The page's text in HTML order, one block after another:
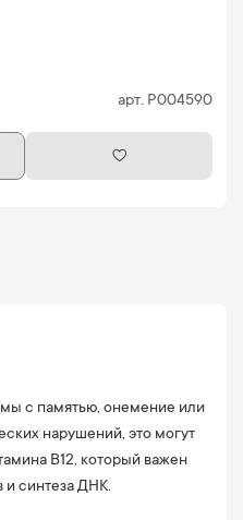
арт. P004590
с памятью, онемение или
нарушений, это могут
B12, который важен
и синтеза ДНК.